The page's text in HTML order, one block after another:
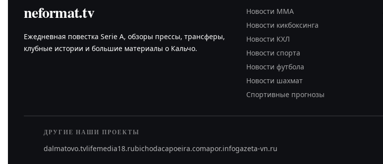
neformat.tv
Ежедневная повестка Serie A, обзоры прессы, трансферы,
клубные истории и большие материалы о Кальчо.
Новости MMA
Новости кикбоксинга
Новости КХЛ
Новости спорта
Новости футбола
Новости шахмат
Спортивные прогнозы
ДРУГИЕ НАШИ ПРОЕКТЫ
dalmatovo.tvlifemedia18.rubichodacapoeira.comapor.infogazeta-vn.ru